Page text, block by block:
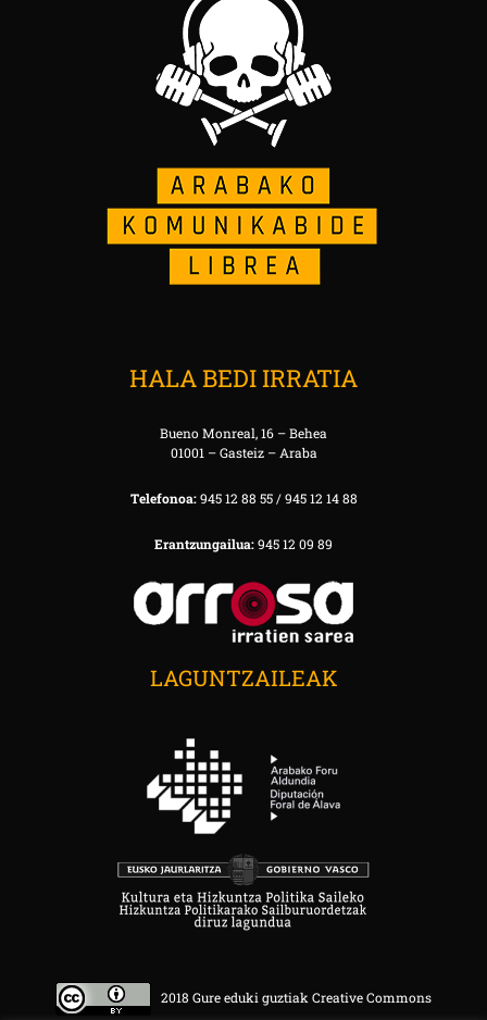
HALA BEDI IRRATIA
Bueno Monreal, 16 – Behea
01001 – Gasteiz – Araba
Telefonoa:945 12 88 55 / 945 12 14 88
Erantzungailua:945 12 09 89
LAGUNTZAILEAK
2018 Gure eduki guztiak Creative Commons